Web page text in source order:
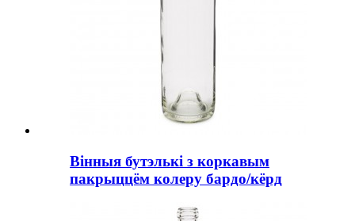
Вінныя бутэлькі з коркавым
пакрыццём колеру бардо/кёрд